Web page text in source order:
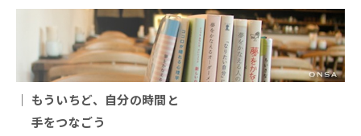
｜ もういちど、自分の時間と
手をつなごう